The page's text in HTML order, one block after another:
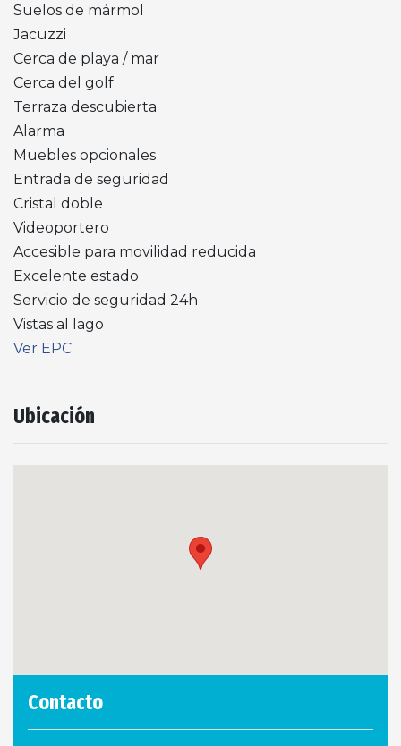
Suelos de mármol
Jacuzzi
Cerca de playa / mar
Cerca del golf
Terraza descubierta
Alarma
Muebles opcionales
Entrada de seguridad
Cristal doble
Videoportero
Accesible para movilidad reducida
Excelente estado
Servicio de seguridad 24h
Vistas al lago
Ver EPC
Ubicación
Contacto